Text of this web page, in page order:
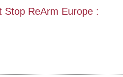
Stop ReArm Europe :